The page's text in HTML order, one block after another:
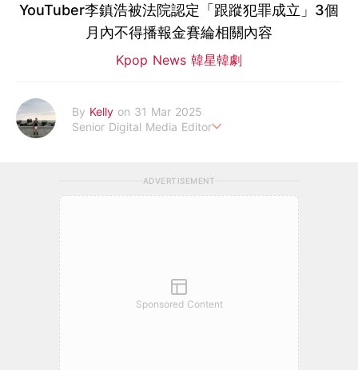
YouTuber李鎮浩被法院認定「跟蹤犯罪成立」3個
月內不得播報金賽綸相關內容
Kpop News 韓星韓劇
By Kelly on 31 Mar 2025
Senior Digital Media Editor
ADVERTISEMENT
Sponsored Content